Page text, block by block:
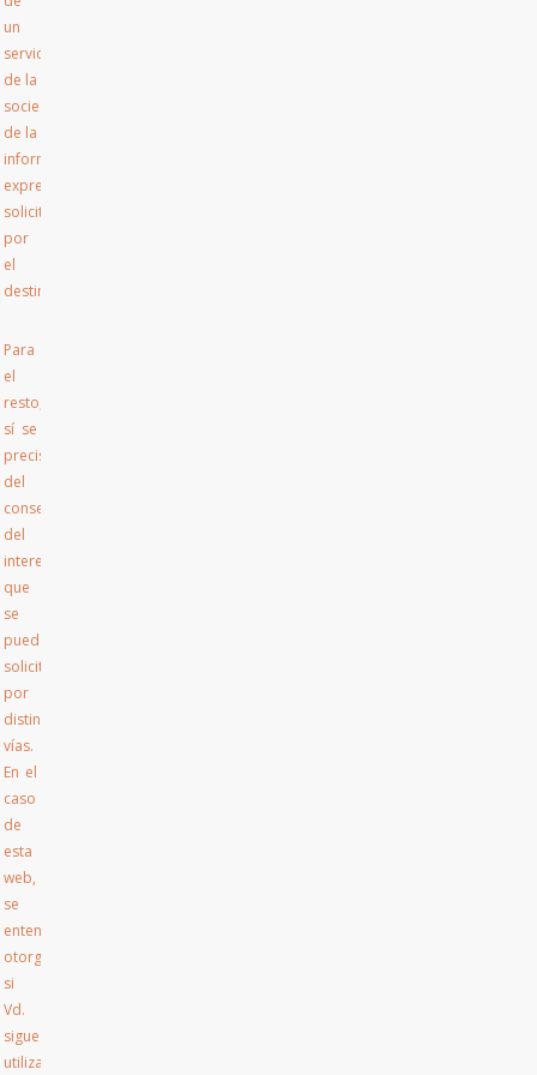
un
servicio
de la
sociedad
de la
información
expresamente
solicitado
por
el
destinatario.
Para
el
resto,
sí se
precisa
del
consentimiento
del
interesado
que
se
puede
solicitar
por
distintas
vías.
En el
caso
de
esta
web,
se
entenderá
otorgado
si
Vd.
sigue
utilizando